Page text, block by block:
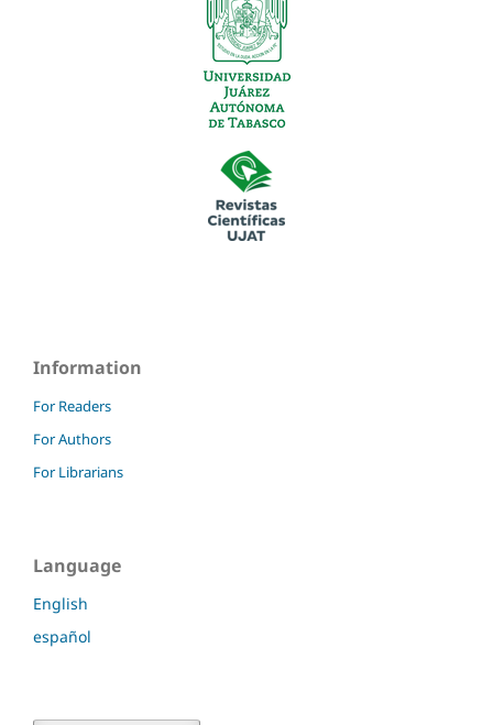
Information
For Readers
For Authors
For Librarians
Language
English
español